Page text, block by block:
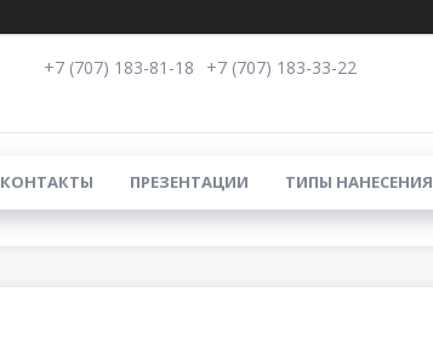
+7 (707) 183-81-18
+7 (707) 183-33-22
КОНТАКТЫ ПРЕЗЕНТАЦИИ ТИПЫ НАНЕСЕНИЯ